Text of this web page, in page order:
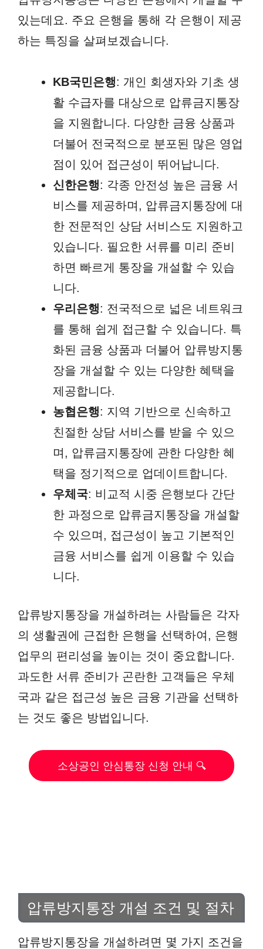
있는데요. 주요 은행을 통해 각 은행이 제공
하는 특징을 살펴보겠습니다.
KB국민은행: 개인 회생자와 기초 생
활 수급자를 대상으로 압류금지통장
을 지원합니다. 다양한 금융 상품과
더불어 전국적으로 분포된 많은 영업
점이 있어 접근성이 뛰어납니다.
신한은행: 각종 안전성 높은 금융 서
비스를 제공하며, 압류금지통장에 대
한 전문적인 상담 서비스도 지원하고
있습니다. 필요한 서류를 미리 준비
하면 빠르게 통장을 개설할 수 있습
니다.
우리은행: 전국적으로 넓은 네트워크
를 통해 쉽게 접근할 수 있습니다. 특
화된 금융 상품과 더불어 압류방지통
장을 개설할 수 있는 다양한 혜택을
제공합니다.
농협은행: 지역 기반으로 신속하고
친절한 상담 서비스를 받을 수 있으
며, 압류금지통장에 관한 다양한 혜
택을 정기적으로 업데이트합니다.
우체국: 비교적 시중 은행보다 간단
한 과정으로 압류금지통장을 개설할
수 있으며, 접근성이 높고 기본적인
금융 서비스를 쉽게 이용할 수 있습
니다.
압류방지통장을 개설하려는 사람들은 각자
의 생활권에 근접한 은행을 선택하여, 은행
업무의 편리성을 높이는 것이 중요합니다.
과도한 서류 준비가 곤란한 고객들은 우체
국과 같은 접근성 높은 금융 기관을 선택하
는 것도 좋은 방법입니다.
소상공인 안심통장 신청 안내 🔍
압류방지통장 개설 조건 및 절차
압류방지통장을 개설하려면 몇 가지 조건을